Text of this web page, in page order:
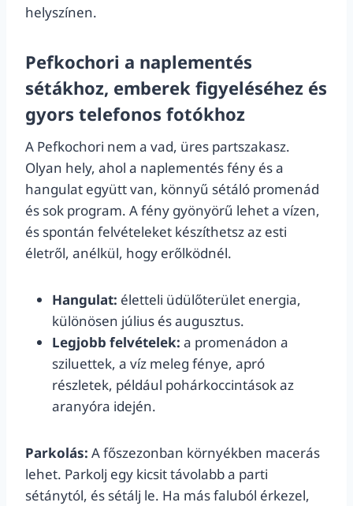
helyszínen.
Pefkochori a naplementés
sétákhoz, emberek figyeléséhez és
gyors telefonos fotókhoz
A Pefkochori nem a vad, üres partszakasz.
Olyan hely, ahol a naplementés fény és a
hangulat együtt van, könnyű sétáló promenád
és sok program. A fény gyönyörű lehet a vízen,
és spontán felvételeket készíthetsz az esti
életről, anélkül, hogy erőlködnél.
Hangulat: életteli üdülőterület energia,
különösen július és augusztus.
Legjobb felvételek: a promenádon a
sziluettek, a víz meleg fénye, apró
részletek, például pohárkoccintások az
aranyóra idején.
Parkolás: A főszezonban környékben macerás
lehet. Parkolj egy kicsit távolabb a parti
sétánytól, és sétálj le. Ha más faluból érkezel,